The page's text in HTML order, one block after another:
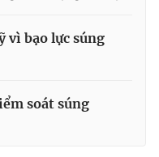
vì bạo lực súng
soát súng